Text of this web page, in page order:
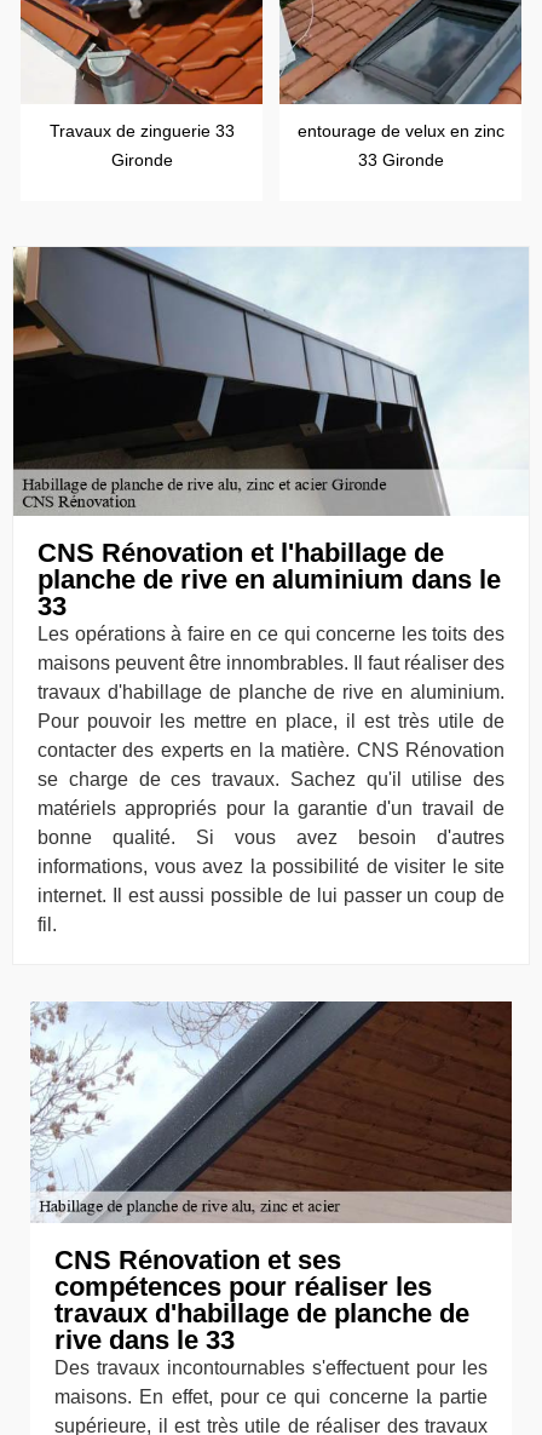
Travaux de zinguerie 33
Gironde
entourage de velux en zinc
33 Gironde
CNS Rénovation et l'habillage de
planche de rive en aluminium dans le
33
Les opérations à faire en ce qui concerne les toits des
maisons peuvent être innombrables. Il faut réaliser des
travaux d'habillage de planche de rive en aluminium.
Pour pouvoir les mettre en place, il est très utile de
contacter des experts en la matière. CNS Rénovation
se charge de ces travaux. Sachez qu'il utilise des
matériels appropriés pour la garantie d'un travail de
bonne qualité. Si vous avez besoin d'autres
informations, vous avez la possibilité de visiter le site
internet. Il est aussi possible de lui passer un coup de
fil.
CNS Rénovation et ses
compétences pour réaliser les
travaux d'habillage de planche de
rive dans le 33
Des travaux incontournables s'effectuent pour les
maisons. En effet, pour ce qui concerne la partie
supérieure, il est très utile de réaliser des travaux